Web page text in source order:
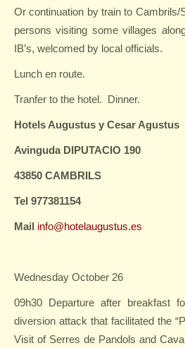
Or continuation by train to Cambrils/
persons visiting some villages
IB’s, welcomed by local officials.
Lunch en route.
Tranfer to the hotel. Dinner.
Hotels Augustus y Cesar Agustus
Avinguda DIPUTACIO 190
43850 CAMBRILS
Tel 977381154
Mail info@hotelaugustus.es
Wednesday October 26
09h30 Departure after breakfast
diversion attack that facilitated the
Visit of Serres de Pandols and